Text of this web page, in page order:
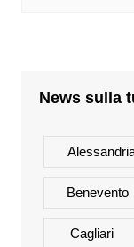
News sulla
Benevento
Cagliari